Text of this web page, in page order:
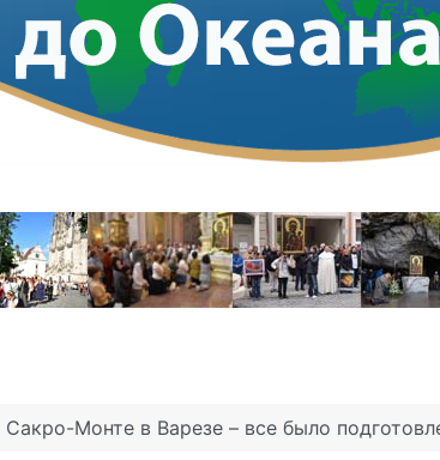
Монте в Варезе – все было